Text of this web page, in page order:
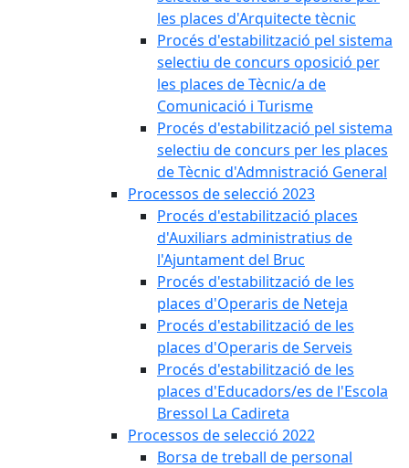
les places d'Arquitecte tècnic
Procés d'estabilització pel sistema
selectiu de concurs oposició per
les places de Tècnic/a de
Comunicació i Turisme
Procés d'estabilització pel sistema
selectiu de concurs per les places
de Tècnic d'Admnistració General
Processos de selecció 2023
Procés d'estabilització places
d'Auxiliars administratius de
l'Ajuntament del Bruc
Procés d'estabilització de les
places d'Operaris de Neteja
Procés d'estabilització de les
places d'Operaris de Serveis
Procés d'estabilització de les
places d'Educadors/es de l'Escola
Bressol La Cadireta
Processos de selecció 2022
Borsa de treball de personal